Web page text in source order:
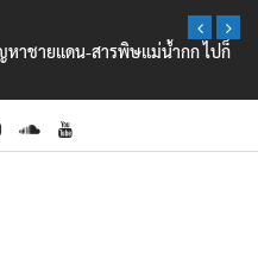
ญหาชายแดน-สารพิษแม่น้ำกก ไปก็